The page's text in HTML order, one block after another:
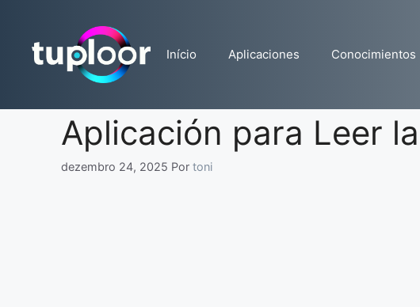
conteúdo
Início Aplicaciones Conocimientos
Aplicación para Leer
dezembro 24, 2025 Por toni